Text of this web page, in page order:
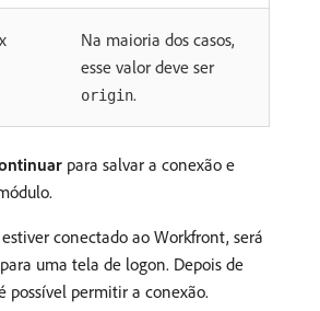
Na maioria dos casos,
esse valor deve ser
origin.
para salvar a conexão e
conectado ao Workfront, será
uma tela de logon. Depois de
possível permitir a conexão.